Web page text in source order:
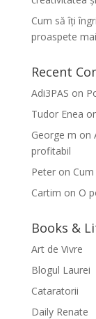
Cum să îți
proaspete
Recent
Adi3PAS on
Tudor Enea
George m on
profitabil
Peteron
Cartim on O
Books &
Art de Vivre
Blogul Laurei
Cataratorii
Daily Renate